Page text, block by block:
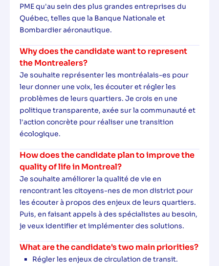
PME qu'au sein des plus grandes entreprises du
Québec, telles que la Banque Nationale et
Bombardier aéronautique.
Why does the candidate want to represent
the Montrealers?
Je souhaite représenter les montréalais-es pour
leur donner une voix, les écouter et régler les
problèmes de leurs quartiers. Je crois en une
politique transparente, axée sur la communauté et
l'action concrète pour réaliser une transition
écologique.
How does the candidate plan to improve the
quality of life in Montreal?
Je souhaite améliorer la qualité de vie en
rencontrant les citoyens-nes de mon district pour
les écouter à propos des enjeux de leurs quartiers.
Puis, en faisant appels à des spécialistes au besoin,
je veux identifier et implémenter des solutions.
What are the candidate's two main priorities?
Régler les enjeux de circulation de transit.